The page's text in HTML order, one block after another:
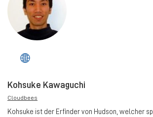
Kohsuke Kawaguchi
Cloudbees
Kohsuke ist der Erfinder von Hudson, welcher